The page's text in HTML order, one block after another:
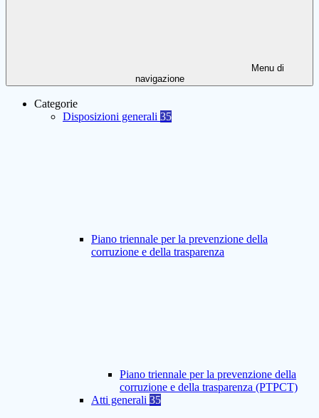
Menu di
navigazione
Categorie
Disposizioni generali 35
Piano triennale per la prevenzione della
corruzione e della trasparenza
Piano triennale per la prevenzione della
corruzione e della trasparenza (PTPCT)
Atti generali 35